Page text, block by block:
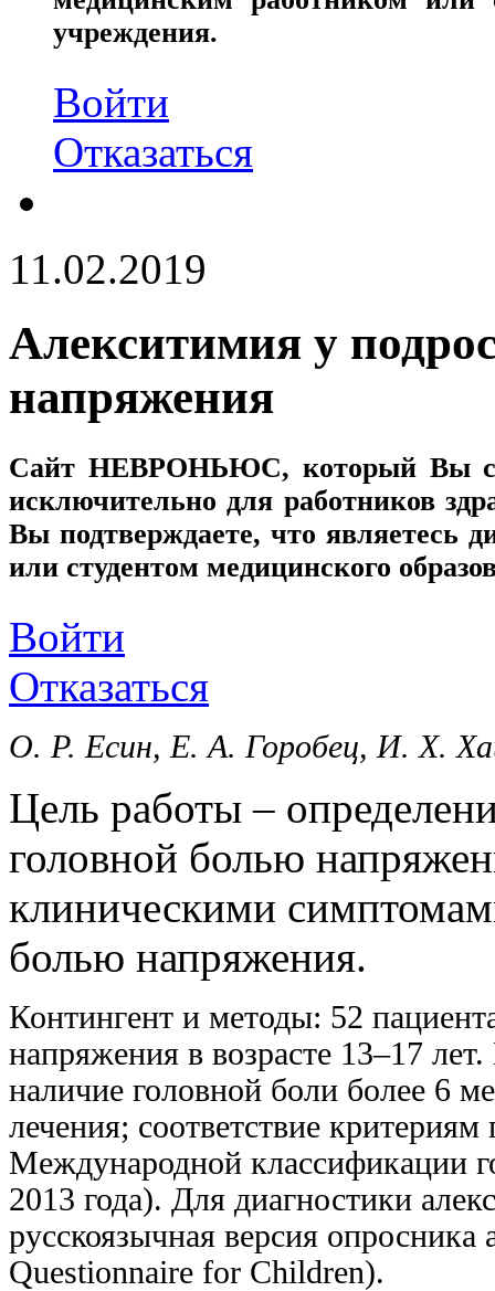
учреждения.
Войти
Отказаться
11.02.2019
Алекситимия у
напряжения
Сайт НЕВРОНЬЮС, который Вы
исключительно для работников
Вы подтверждаете, что являетесь
или студентом медицинского
Войти
Отказаться
О. Р. Есин, Е. А. Горобец, И. Х.
Цель работы ‒
головной болью
клиническими
болью напряжения.
Контингент и методы: 52
напряжения в возрасте 13‒17
наличие головной боли более 6
лечения; соответствие
Международной классификации
2013 года). Для диагностики
русскоязычная версия
Questionnaire for Children).